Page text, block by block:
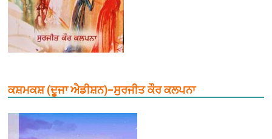
ਕਸ਼ਮਕਸ਼ (ਦੂਜਾ ਐਡੀਸ਼ਨ)–ਸੁਰਜੀਤ ਕੌਰ ਕਲਪਨਾ